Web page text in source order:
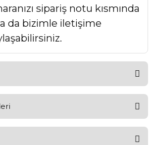
sipariş notu kısmında
da bizimle iletişime